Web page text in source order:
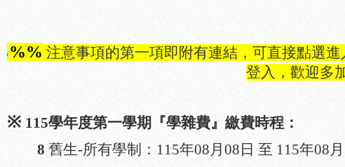
%%% 注意事項的第一項即附有連結，可直接點選進
登入，歡迎多
※ 115學年度第一學期『學雜費』繳費時程：
8 舊生-所有學制： 115年08月 08 日 至 115年08月